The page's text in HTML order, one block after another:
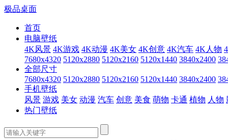
极品桌面
首页
电脑壁纸
4K风景 4K游戏 4K动漫 4K美女 4K创意 4K汽车 4K人物
7680x4320 5120x2880 5120x2160 5120x1440 3840x2400
全部尺寸
7680x4320 5120x2880 5120x2160 5120x1440 3840x2400
手机壁纸
风景 游戏 美女 动漫 汽车 创意 美食 萌物 卡通 植物 人物
热门壁纸